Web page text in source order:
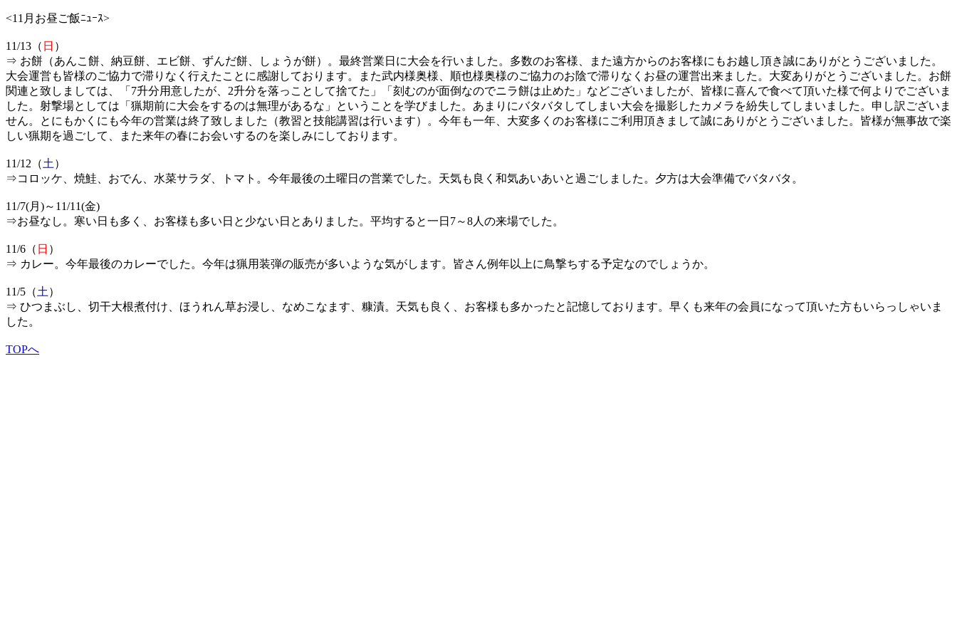
<11月お昼ご飯ﾆｭｰｽ>
11/13（ 日 ）
⇒ お餅（あんこ餅、納豆餅、エビ餅、ずんだ餅、しょうが餅）。最終営業日に大会を行いました。多数のお客様、また遠方からのお客様にもお越し頂き誠にありがとうございました。
大会運営も皆様のご協力で滞りなく行えたことに感謝しております。また武内様奥様、順也様奥様のご協力のお陰で滞りなくお昼の運営出来ました。大変ありがとうございました。お餅
関連と致しましては、「7升分用意したが、2升分を落っことして捨てた」「刻むのが面倒なのでニラ餅は止めた」などございましたが、皆様に喜んで食べて頂いた様で何よりでございま
した。射撃場としては「猟期前に大会をするのは無理があるな」ということを学びました。あまりにバタバタしてしまい大会を撮影したカメラを紛失してしまいました。申し訳ございま
せん。とにもかくにも今年の営業は終了致しました（教習と技能講習は行います）。今年も一年、大変多くのお客様にご利用頂きまして誠にありがとうございました。皆様が無事故で楽
しい猟期を過ごして、また来年の春にお会いするのを楽しみにしております。
11/12（土 ）
⇒コロッケ、焼鮭、おでん、水菜サラダ、トマト。今年最後の土曜日の営業でした。天気も良く和気あいあいと過ごしました。夕方は大会準備でバタバタ。
11/7(月)～11/11(金)
⇒お昼なし。寒い日も多く、お客様も多い日と少ない日とありました。平均すると一日7～8人の来場でした。
11/6（ 日 ）
⇒ カレー。今年最後のカレーでした。今年は猟用装弾の販売が多いような気がします。皆さん例年以上に鳥撃ちする予定なのでしょうか。
11/5（土 ）
⇒ ひつまぶし、切干大根煮付け、ほうれん草お浸し、なめこなます、糠漬。天気も良く、お客様も多かったと記憶しております。早くも来年の会員になって頂いた方もいらっしゃいま
した。
TOPへ